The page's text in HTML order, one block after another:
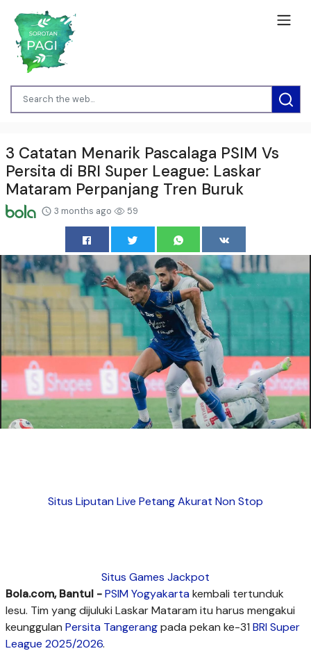
3 Catatan Menarik Pascalaga PSIM Vs
Persita di BRI Super League: Laskar
Mataram Perpanjang Tren Buruk
3 months ago 59
Situs Liputan Live Petang Akurat Non Stop
Situs Games Jackpot
Bola.com, Bantul -PSIM Yogyakartakembali tertunduk
lesu. Tim yang dijuluki Laskar Mataram itu harus mengakui
keunggulan Persita Tangerangpada pekan ke-31 BRI Super
League 2025/2026.